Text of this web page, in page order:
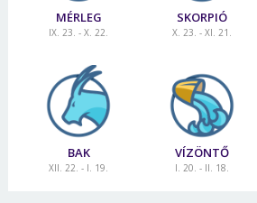
MÉRLEG
IX. 23. - X. 22.
SKORPIÓ
X. 23. - XI. 21.
BAK
XII. 22. - I. 19.
VÍZÖNTŐ
I. 20. - II. 18.